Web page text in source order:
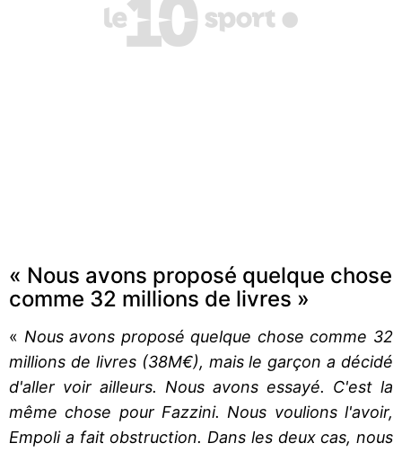
« Nous avons proposé quelque chose
comme 32 millions de livres »
« Nous avons proposé quelque chose comme 32
millions de livres (38M€), mais le garçon a décidé
d'aller voir ailleurs. Nous avons essayé. C'est la
même chose pour Fazzini. Nous voulions l'avoir,
Empoli a fait obstruction. Dans les deux cas, nous